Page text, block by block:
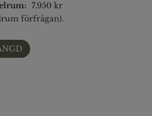
7.950 kr
förfrågan).